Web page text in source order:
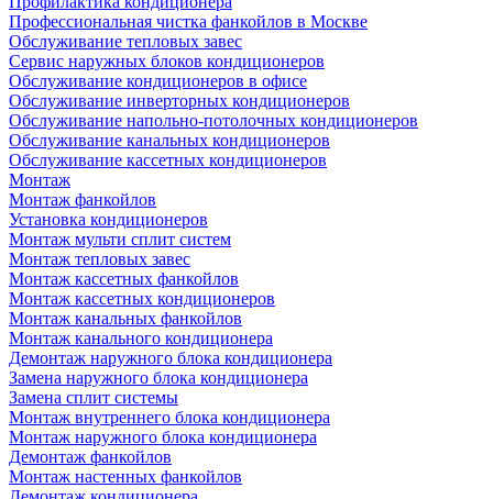
Профессиональная чистка фанкойлов в Москве
Обслуживание тепловых завес
Сервис наружных блоков кондиционеров
Обслуживание кондиционеров в офисе
Обслуживание инверторных кондиционеров
Обслуживание напольно-потолочных кондиционеров
Обслуживание канальных кондиционеров
Обслуживание кассетных кондиционеров
Монтаж
Монтаж фанкойлов
Установка кондиционеров
Монтаж мульти сплит систем
Монтаж тепловых завес
Монтаж кассетных фанкойлов
Монтаж кассетных кондиционеров
Монтаж канальных фанкойлов
Монтаж канального кондиционера
Демонтаж наружного блока кондиционера
Замена наружного блока кондиционера
Замена сплит системы
Монтаж внутреннего блока кондиционера
Монтаж наружного блока кондиционера
Демонтаж фанкойлов
Монтаж настенных фанкойлов